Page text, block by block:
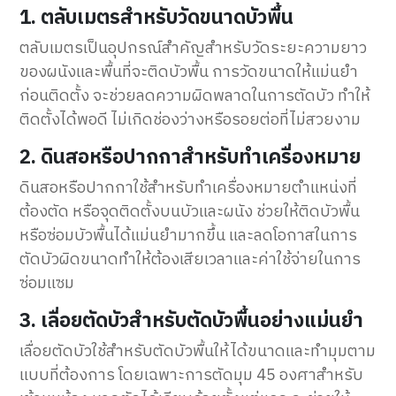
1. ตลับเมตรสำหรับวัดขนาดบัวพื้น
ตลับเมตรเป็นอุปกรณ์สำคัญสำหรับวัดระยะความยาว
ของผนังและพื้นที่จะติดบัวพื้น การวัดขนาดให้แม่นยำ
ก่อนติดตั้ง จะช่วยลดความผิดพลาดในการตัดบัว ทำให้
ติดตั้งได้พอดี ไม่เกิดช่องว่างหรือรอยต่อที่ไม่สวยงาม
2. ดินสอหรือปากกาสำหรับทำเครื่องหมาย
ดินสอหรือปากกาใช้สำหรับทำเครื่องหมายตำแหน่งที่
ต้องตัด หรือจุดติดตั้งบนบัวและผนัง ช่วยให้ติดบัวพื้น
หรือซ่อมบัวพื้นได้แม่นยำมากขึ้น และลดโอกาสในการ
ตัดบัวผิดขนาดทำให้ต้องเสียเวลาและค่าใช้จ่ายในการ
ซ่อมแซม
3. เลื่อยตัดบัวสำหรับตัดบัวพื้นอย่างแม่นยำ
เลื่อยตัดบัวใช้สำหรับตัดบัวพื้นให้ได้ขนาดและทำมุมตาม
แบบที่ต้องการ โดยเฉพาะการตัดมุม 45 องศาสำหรับ